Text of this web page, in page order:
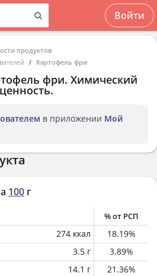
Войти
продуктов
Картофель фри
фри. Химический
в приложении Мой
100 г
% от РСП
274 ккал 18.19%
3.5 г 3.89%
14.1 г 21.36%